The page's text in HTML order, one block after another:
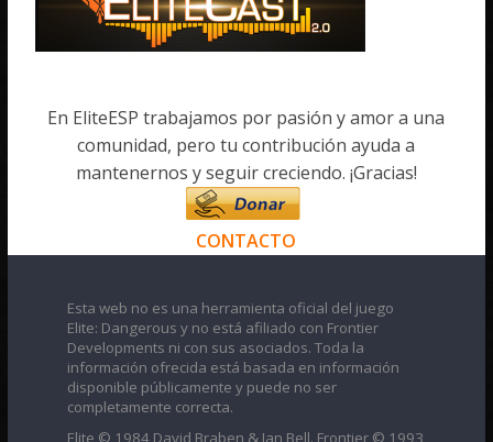
En EliteESP trabajamos por pasión y amor a una
comunidad, pero tu contribución ayuda a
mantenernos y seguir creciendo. ¡Gracias!
CONTACTO
Esta web no es una herramienta oficial del juego
Elite: Dangerous y no está afiliado con Frontier
Developments ni con sus asociados. Toda la
información ofrecida está basada en información
disponible públicamente y puede no ser
completamente correcta.
Elite © 1984 David Braben & Ian Bell. Frontier © 1993